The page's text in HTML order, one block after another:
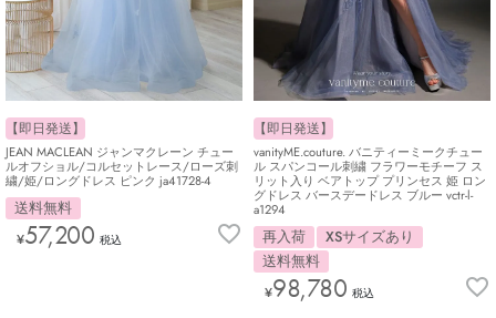
【即日発送】
JEAN MACLEAN ジャンマクレーン チュー
ルオフショル/コルセットレース/ローズ刺
繍/姫/ロングドレス ピンク ja41728-4
送料無料
¥57,200 税込
【即日発送】
vanityME.couture. バニティーミークチュー
ル スパンコール刺繍 フラワーモチーフ ス
リット入り ベアトップ プリンセス 姫 ロン
グドレス バースデードレス ブルー vctr-l-
a1294
再入荷
XSサイズあり
送料無料
¥98,780 税込